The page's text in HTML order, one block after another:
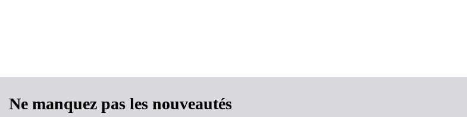
Ne manquez pas les nouveautés